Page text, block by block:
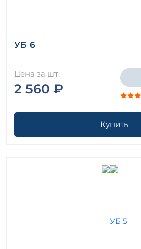
УБ 6
Цена за шт.
2 560 ₽
Купить